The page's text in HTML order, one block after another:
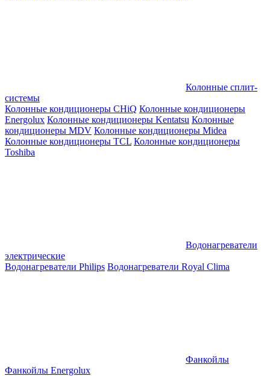
Колонные сплит-
системы
Колонные кондиционеры CHiQ Колонные кондиционеры
Energolux Колонные кондиционеры Kentatsu Колонные
кондиционеры MDV Колонные кондиционеры Midea
Колонные кондиционеры TCL Колонные кондиционеры
Toshiba
Водонагреватели
электрические
Водонагреватели Philips Водонагреватели Royal Clima
Фанкойлы
Фанкойлы Energolux